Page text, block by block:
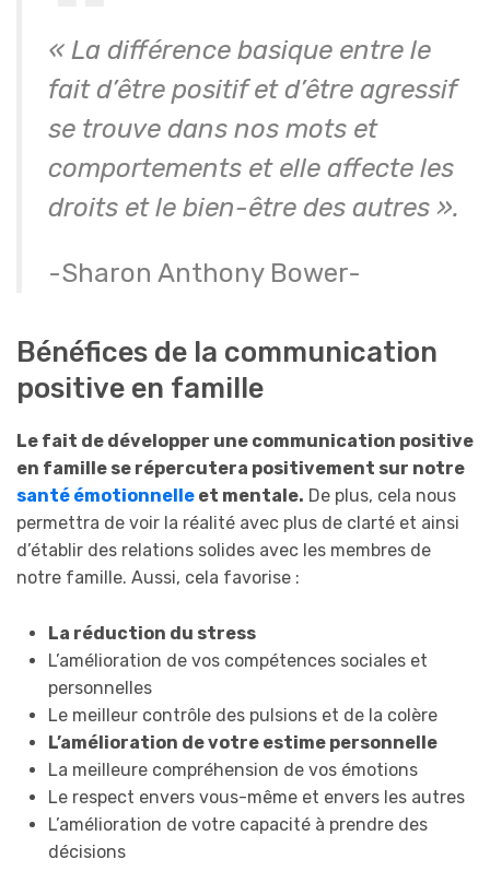
« La différence basique entre le
fait d’être positif et d’être agressif
se trouve dans nos mots et
comportements et elle affecte les
droits et le bien-être des autres ».
-Sharon Anthony Bower-
Bénéfices de la communication
positive en famille
Le fait de développer une communication positive
en famille se répercutera positivement sur notre
santé émotionnelle et mentale. De plus, cela nous
permettra de voir la réalité avec plus de clarté et ainsi
d’établir des relations solides avec les membres de
notre famille. Aussi, cela favorise :
La réduction du stress
L’amélioration de vos compétences sociales et
personnelles
Le meilleur contrôle des pulsions et de la colère
L’amélioration de votre estime personnelle
La meilleure compréhension de vos émotions
Le respect envers vous-même et envers les autres
L’amélioration de votre capacité à prendre des
décisions